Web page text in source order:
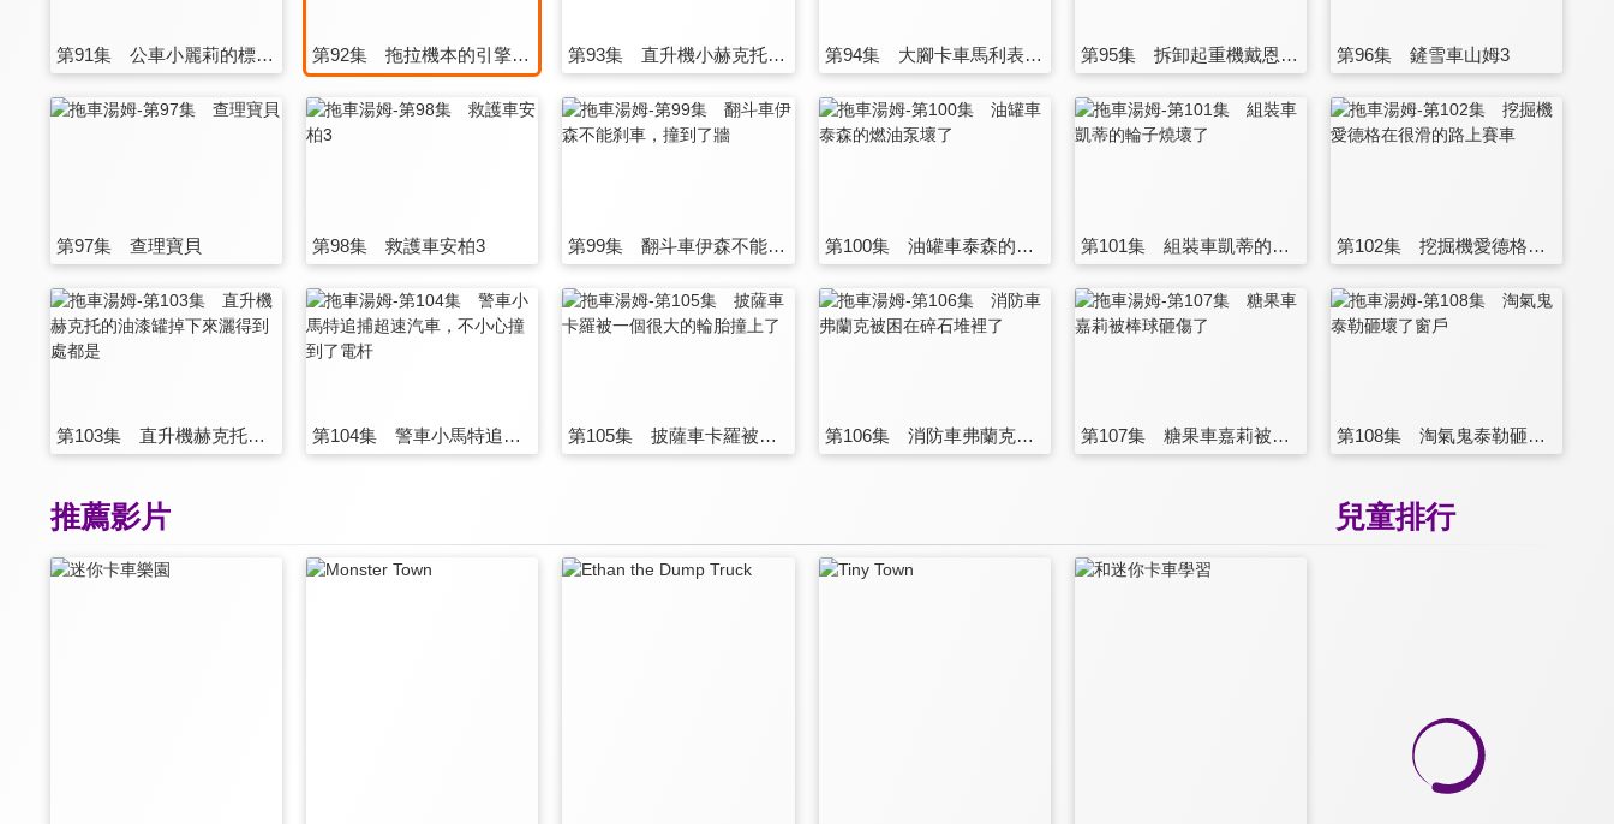
第91集 公車小麗莉的標誌牌壞了 第92集 拖拉機本的引擎壞了 第93集 直升機小赫克托撞上了一把在空中的雨傘 第94集 大腳卡車馬利表演特技時除了事故！ 第95集 拆卸起重機戴恩被困在濕水泥裡了 第96集 鏟雪車山姆3
第97集 查理寶貝 第98集 救護車安柏3 第99集 翻斗車伊森不能刹車，撞到了牆 第100集 油罐車泰森的燃油泵壞了 第101集 組裝車凱蒂的輪子燒壞了 第102集 挖掘機愛德格在很滑的路上賽車
第103集 直升機赫克托的油漆罐掉下來灑得到處都是 第104集 警車小馬特追捕超速汽車，不小心撞到了電杆 第105集 披薩車卡羅被一個很大的輪胎撞上了 第106集 消防車弗蘭克被困在碎石堆裡了 第107集 糖果車嘉莉被棒球砸傷了 第108集 淘氣鬼泰勒砸壞了窗戶
兒童排行
推薦影片